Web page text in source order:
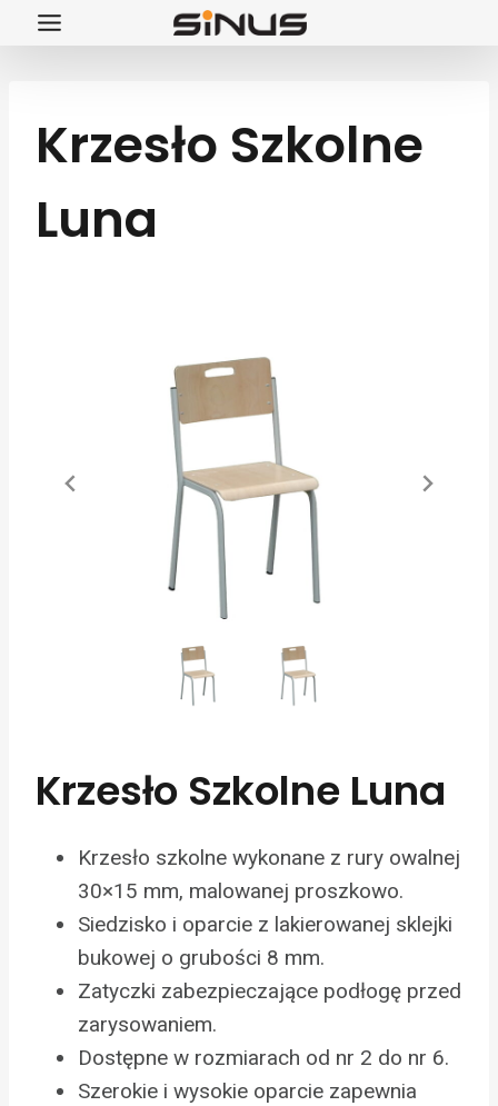
Przejdź
Krzesło Szkolne
Luna
Krzesło Szkolne Luna
Krzesło szkolne wykonane z rury owalnej
30×15 mm, malowanej proszkowo.
Siedzisko i oparcie z lakierowanej sklejki
bukowej o grubości 8 mm.
Zatyczki zabezpieczające podłogę przed
zarysowaniem.
Dostępne w rozmiarach od nr 2 do nr 6.
Szerokie i wysokie oparcie zapewnia